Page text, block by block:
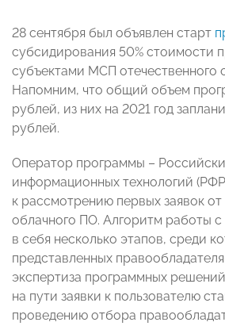
28 сентября был объявлен старт
субсидирования 50% стоимости
субъектами МСП отечественного
Напомним, что общий объем
рублей, из них на 2021 год
рублей.
Оператор программы –
информационных технологий
к рассмотрению первых заявок
облачного ПО. Алгоритм работы с
в себя несколько этапов, среди
представленных
экспертиза программных
на пути заявки к пользователю
проведению отбора